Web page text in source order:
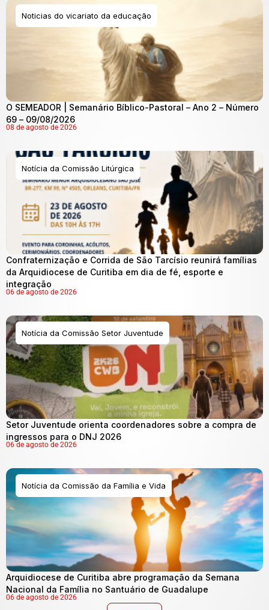
Noticias do vicariato da educação
O SEMEADOR | Semanário Bíblico-Pastoral – Ano 2 – Número
69 – 09/08/2026
08 de agosto de 2026
Notícia da Comissão Litúrgica
Confraternização e Corrida de São Tarcísio reunirá famílias
da Arquidiocese de Curitiba em dia de fé, esporte e
integração
06 de agosto de 2026
Notícia da Comissão Setor Juventude
Setor Juventude orienta coordenadores sobre a compra de
ingressos para o DNJ 2026
06 de agosto de 2026
Notícia da Comissão da Família e Vida
Arquidiocese de Curitiba abre programação da Semana
Nacional da Família no Santuário de Guadalupe
06 de agosto de 2026